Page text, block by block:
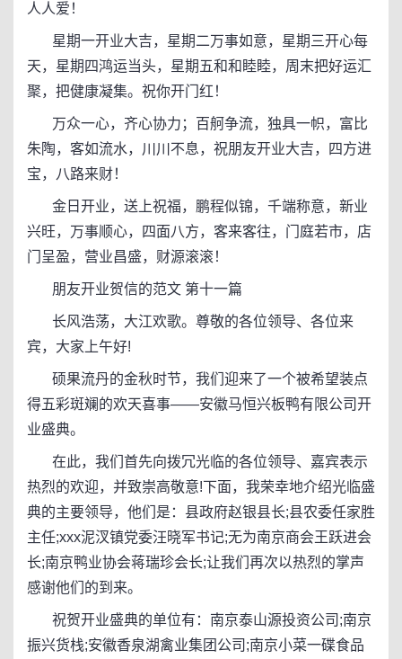
人人爱！
星期一开业大吉，星期二万事如意，星期三开心每
天，星期四鸿运当头，星期五和和睦睦，周末把好运汇
聚，把健康凝集。祝你开门红！
万众一心，齐心协力；百舸争流，独具一帜，富比
朱陶，客如流水，川川不息，祝朋友开业大吉，四方进
宝，八路来财！
金日开业，送上祝福，鹏程似锦，千端称意，新业
兴旺，万事顺心，四面八方，客来客往，门庭若市，店
门呈盈，营业昌盛，财源滚滚！
朋友开业贺信的范文 第十一篇
长风浩荡，大江欢歌。尊敬的各位领导、各位来
宾，大家上午好!
硕果流丹的金秋时节，我们迎来了一个被希望装点
得五彩斑斓的欢天喜事——安徽马恒兴板鸭有限公司开
业盛典。
在此，我们首先向拨冗光临的各位领导、嘉宾表示
热烈的欢迎，并致崇高敬意!下面，我荣幸地介绍光临盛
典的主要领导，他们是：县政府赵银县长;县农委任家胜
主任;xxx泥汊镇党委汪晓军书记;无为南京商会王跃进会
长;南京鸭业协会蒋瑞珍会长;让我们再次以热烈的掌声
感谢他们的到来。
祝贺开业盛典的单位有：南京泰山源投资公司;南京
振兴货栈;安徽香泉湖禽业集团公司;南京小菜一碟食品